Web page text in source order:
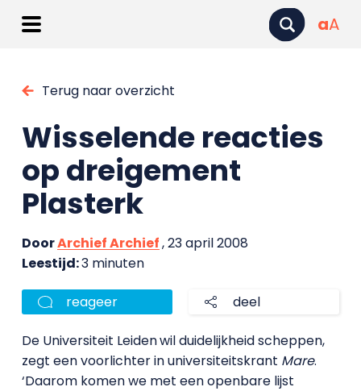
aA
Terug naar overzicht
Wisselende reacties
op dreigement
Plasterk
DoorArchief Archief, 23 april 2008
Leestijd:3 minuten
reageer deel
De Universiteit Leidenwil duidelijkheid scheppen,
zegt een voorlichter in universiteitskrant Mare.
‘Daarom komen we met een openbare lijst